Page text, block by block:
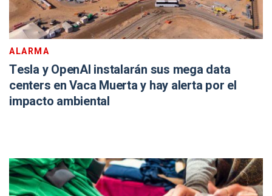
ALARMA
Tesla y OpenAI instalarán sus mega data
centers en Vaca Muerta y hay alerta por el
impacto ambiental